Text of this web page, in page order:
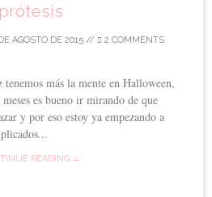
prótesis
AGOSTO DE 2015// 2 COMMENTS
tenemos más la mente en Halloween,
es bueno ir mirando de que
y por eso estoy ya empezando a
READING →